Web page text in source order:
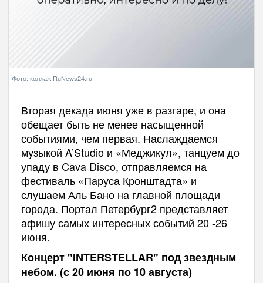
Фото: коллаж RuNews24.ru
Вторая декада июня уже в разгаре, и она
обещает быть не менее насыщенной
событиями, чем первая. Наслаждаемся
музыкой A’Studio и «Меджикул», танцуем до
упаду в Cava Disco, отправляемся на
фестиваль «Паруса Кронштадта» и
слушаем Аль Бано на главной площади
города. Портал Петербург2 представляет
афишу самых интересных событий 20 -26
июня.
Концерт "INTERSTELLAR" под звездным
небом. (с 20 июня по 10 августа)